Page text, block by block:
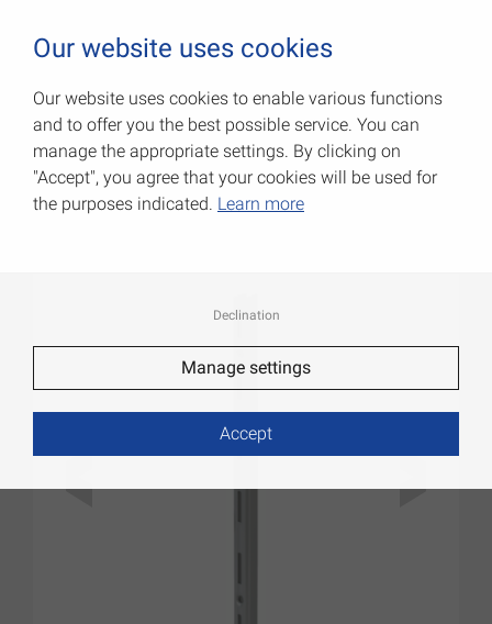
Настенные планки
Артикул: 062102015WA
Our website uses cookies
Our website uses cookies to enable various functions
and to offer you the best possible service. You can
manage the appropriate settings. By clicking on
"Accept", you agree that your cookies will be used for
the purposes indicated. Learn more
Declination
Manage settings
Accept